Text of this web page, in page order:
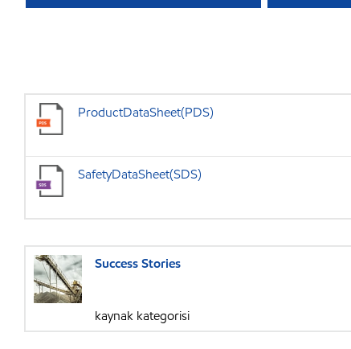
ProductDataSheet(PDS)
SafetyDataSheet(SDS)
Success Stories
kaynak kategorisi